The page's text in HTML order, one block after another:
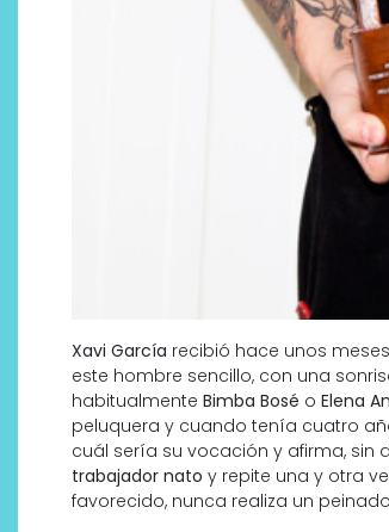
Xavi García recibió hace unos
este hombre sencillo, con una
habitualmente Bimba Bosé o Elena
peluquera y cuando tenía cuatro
cuál sería su vocación y afirma, sin
trabajador nato y repite una y otra
favorecido, nunca realiza un
Descubre cómo
profesional va
cabinas a tu